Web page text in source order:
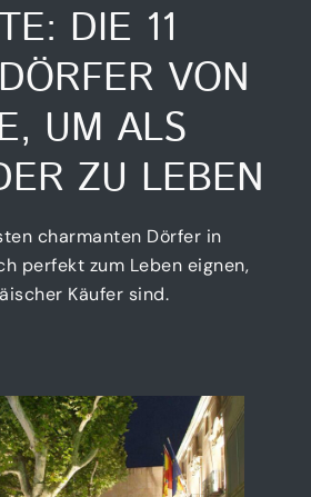
DIE 11
VON
UM ALS
ZU LEBEN
charmanten Dörfer in
perfekt zum Leben eignen,
Käufer sind.